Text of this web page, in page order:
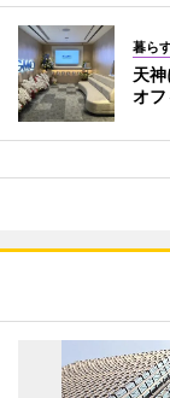
暮ら
天
オフ